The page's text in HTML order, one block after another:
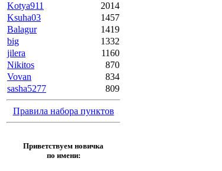
Kotya911
2014
Ksuha03
1457
Balagur
1419
big
1332
jilera
1160
Nikitos
870
Vovan
834
sasha5277
809
Правила набора пунктов
Приветствуем новичка
по имени: